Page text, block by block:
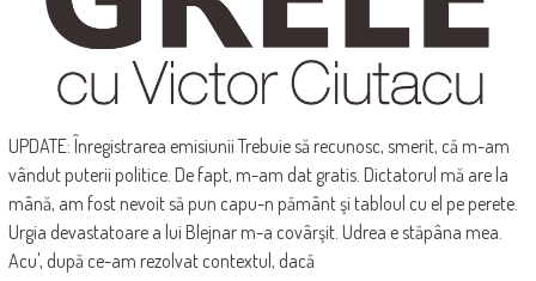
UPDATE: Înregistrarea emisiunii Trebuie să recunosc, smerit, că m-am
vândut puterii politice. De fapt, m-am dat gratis. Dictatorul mă are la
mână, am fost nevoit să pun capu-n pământ şi tabloul cu el pe perete.
Urgia devastatoare a lui Blejnar m-a covârşit. Udrea e stăpâna mea.
Acu', după ce-am rezolvat contextul, dacă